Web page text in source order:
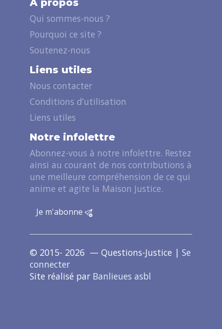
Qui sommes-nous ?
Pourquoi ce site ?
Soutenez-nous
Liens utiles
Nous contacter
Conditions d’utilisation
Liens utiles
Notre infolettre
Abonnez-vous à notre infolettre. Restez
ainsi au courant de nos contributions à
une meilleure compréhension de ce qui
anime et agite la Maison Justice.
Je m'abonne
© 2015- 2026 — Questions-Justice | Se
connecter
Site réalisé par Banlieues asbl